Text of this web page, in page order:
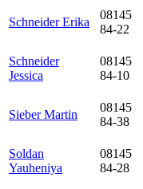
Schneider Erika
08145
84-22
Schneider
Jessica
08145
84-10
Sieber Martin
08145
84-38
Soldan
Yauheniya
08145
84-28